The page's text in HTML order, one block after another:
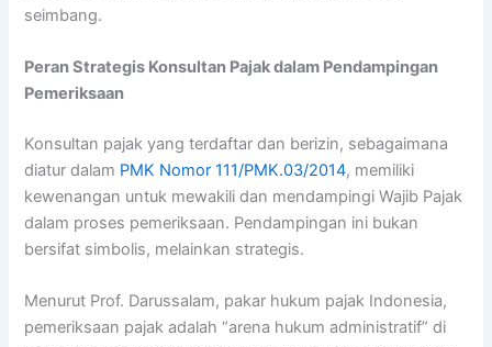
seimbang.
Peran Strategis Konsultan Pajak dalam Pendampingan
Pemeriksaan
Konsultan pajak yang terdaftar dan berizin, sebagaimana
diatur dalam PMK Nomor 111/PMK.03/2014, memiliki
kewenangan untuk mewakili dan mendampingi Wajib Pajak
dalam proses pemeriksaan. Pendampingan ini bukan
bersifat simbolis, melainkan strategis.
Menurut Prof. Darussalam, pakar hukum pajak Indonesia,
pemeriksaan pajak adalah “arena hukum administratif” di